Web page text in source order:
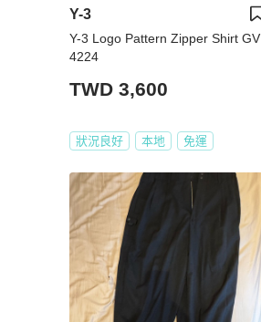
Y-3
Y-3 Logo Pattern Zipper Shirt GV
4224
TWD 3,600
狀況良好 本地 免運